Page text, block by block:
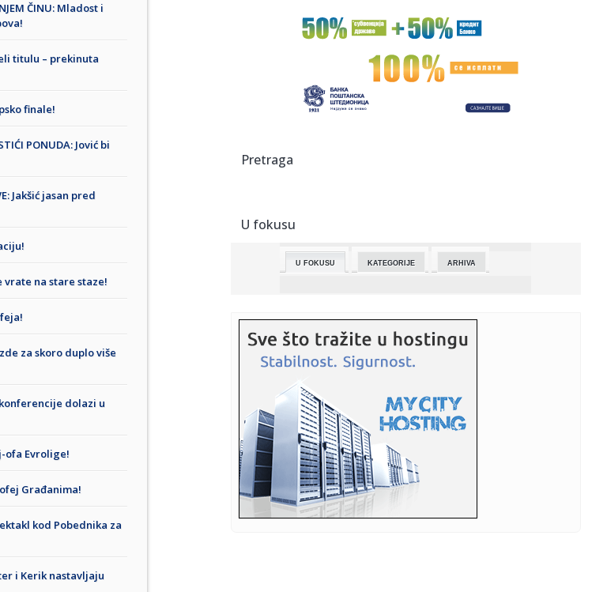
ČINU: Mladost i
titulu – prekinuta
finale!
PONUDA: Jović bi
Jakšić jasan pred
vrate na stare staze!
za skoro duplo više
konferencije dolazi u
ofa Evrolige!
Građanima!
kod Pobednika za
i Kerik nastavljaju
08:46:Predivan vikend u Betaniji: Stigla nam je 21 beba!
Sakić: Momci zaslužuju punu "Marakanu"
08:41:Istorijski sportski spektakl na Fruškoj gori: Vrdnik domaćin
08:38:
08:37:
RAME UZ RAME SA LEGENDAMA: Jokić i kada ne dobije MVP
08:30:Теретна возила на граничном ...
08:31:“МЛАДОСТ” УБЕДЉИВА ПРОТИВ ...
08:30:Фудбалери Војводине победом ...
08:30:Бесплатни прегледи коже у ...
Pretraga
U fokusu
U FOKUSU KATEGORIJE ARHIVA